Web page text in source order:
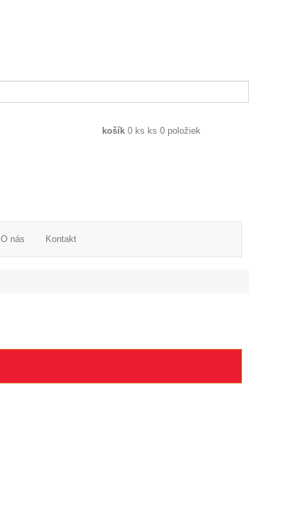
košík 0 ks ks 0 položiek
O nás Kontakt